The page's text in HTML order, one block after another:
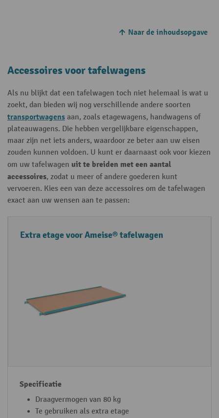
Naar de inhoudsopgave
Accessoires voor tafelwagens
Als nu blijkt dat een tafelwagen toch niet helemaal is wat u
zoekt, dan bieden wij nog verschillende andere soorten
transportwagens aan, zoals etagewagens, handwagens of
plateauwagens. Die hebben vergelijkbare eigenschappen,
maar zijn net iets anders, waardoor ze beter aan uw eisen
zouden kunnen voldoen. U kunt er daarnaast ook voor kiezen
om uw tafelwagen uit te breiden met een aantal
accessoires, zodat u meer of andere goederen kunt
vervoeren. Kies een van deze accessoires om de tafelwagen
exact aan uw wensen aan te passen:
A
s
o
S
Extra etage voor Ameise® tafelwagen
Draagvermogen van 80 kg
Te gebruiken als extra etage